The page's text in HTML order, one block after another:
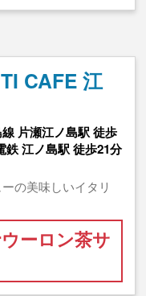
CAFE 江
片瀬江ノ島駅 徒歩
鉄 江ノ島駅 徒歩21分
の美味しいイタリ
ーロン茶サ